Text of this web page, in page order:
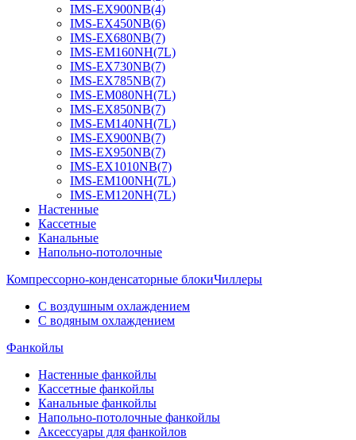
IMS-EX900NB(4)
IMS-EX450NB(6)
IMS-EX680NB(7)
IMS-EM160NH(7L)
IMS-EX730NB(7)
IMS-EX785NB(7)
IMS-EM080NH(7L)
IMS-EX850NB(7)
IMS-EM140NH(7L)
IMS-EX900NB(7)
IMS-EX950NB(7)
IMS-EX1010NB(7)
IMS-EM100NH(7L)
IMS-EM120NH(7L)
Настенные
Кассетные
Канальные
Напольно-потолочные
Компрессорно-конденсаторные блокиЧиллеры
С воздушным охлаждением
С водяным охлаждением
Фанкойлы
Настенные фанкойлы
Кассетные фанкойлы
Канальные фанкойлы
Напольно-потолочные фанкойлы
Аксессуары для фанкойлов